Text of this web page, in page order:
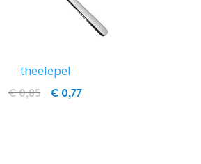
theelepel
€ 0,77
€ 0,85